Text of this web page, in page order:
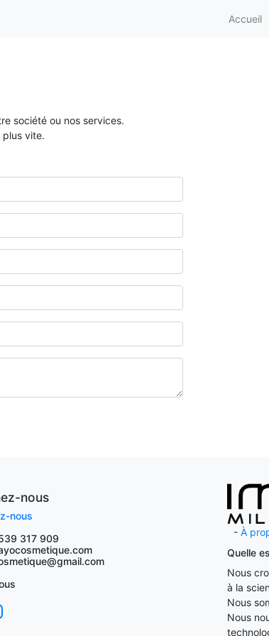
Accueil
société ou nos services.
plus vite.
nous
nous
317 909
- À
Quelle
Nous
à la
Nous
Nous